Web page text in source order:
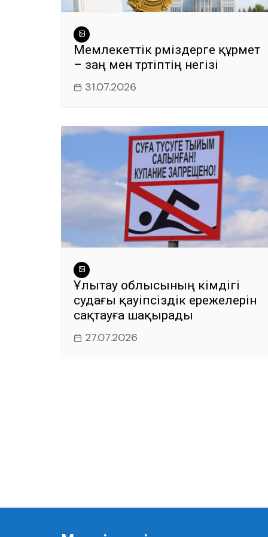
Мемлекеттік рәміздерге құрмет
– заң мен тәртіптің негізі
31.07.2026
Ұлытау облысының әкімдігі
судағы қауіпсіздік ережелерін
сақтауға шақырады
27.07.2026